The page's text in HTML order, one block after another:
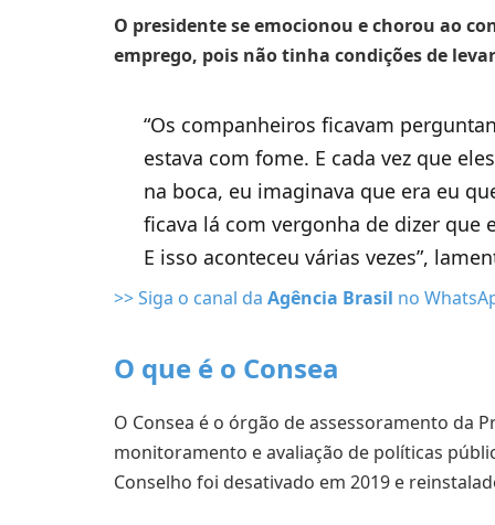
O presidente se emocionou e chorou ao
emprego, pois não tinha condições de
“Os companheiros ficavam
estava com fome. E cada vez que
na boca, eu imaginava que era eu
ficava lá com vergonha de dizer que
E isso aconteceu várias vezes”,
>> Siga o canal da Agência Brasil no
O que é o Consea
O Consea é o órgão de assessoramento da
monitoramento e avaliação de políticas
Conselho foi desativado em 2019 e